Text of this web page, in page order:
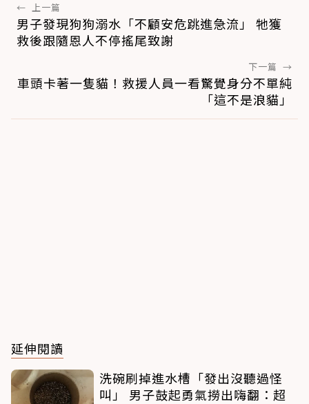
← 上一篇
男子發現狗狗溺水「不顧安危跳進急流」 牠獲
救後跟隨恩人不停搖尾致謝
下一篇 →
車頭卡著一隻貓！救援人員一看驚覺身分不單純
「這不是浪貓」
延伸閱讀
洗碗刷掉進水槽「發出沒聽過怪
叫」 男子鼓起勇氣撈出嗨翻：超